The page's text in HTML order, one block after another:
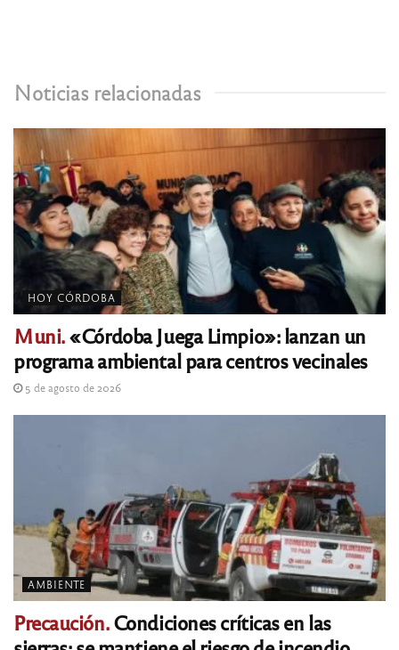
Noticias relacionadas
HOY CÓRDOBA
Muni.«Córdoba Juega Limpio»: lanzan un
programa ambiental para centros vecinales
5 de agosto de 2026
AMBIENTE
Precaución.Condiciones críticas en las